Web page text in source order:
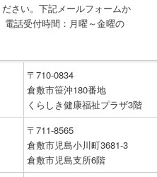
さい。下記メールフォームか
電話受付時間：月曜～金曜の
〒710-0834
倉敷市笹沖180番地
くらしき健康福祉プラザ3階
〒711-8565
倉敷市児島小川町3681-3
倉敷市児島支所6階